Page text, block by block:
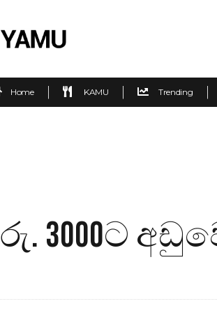
Home KAMU Trending
රු. 3000ට